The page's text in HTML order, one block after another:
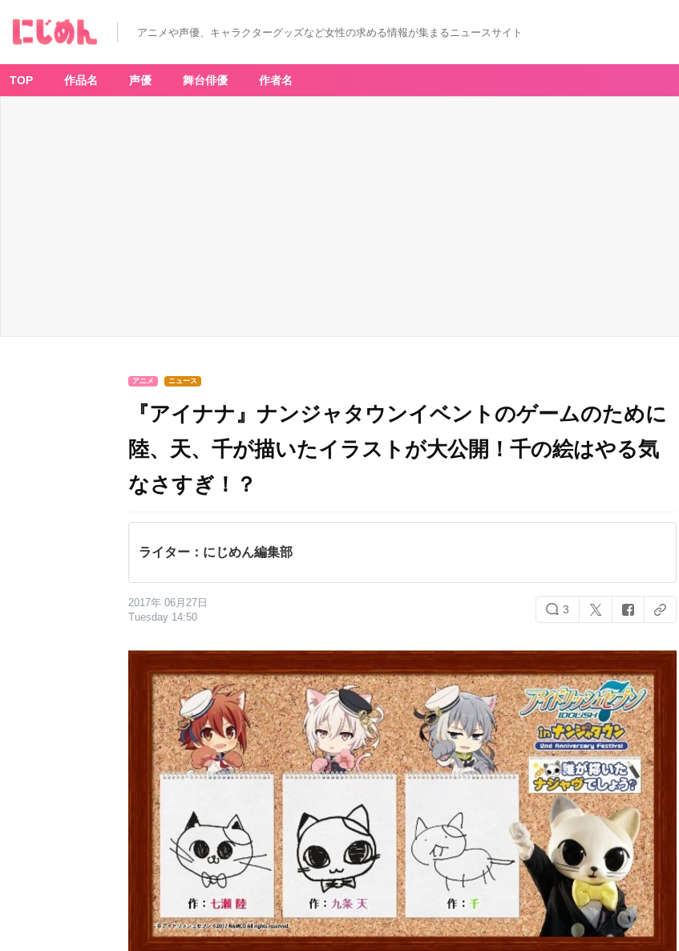
アニメや声優、キャラクターグッズなど女性の求める情報が集まるニュースサイト
TOP 作品名 声優 舞台俳優 作者名
アニメ ニュース
『アイナナ』ナンジャタウンイベントのゲームのために
陸、天、千が描いたイラストが大公開！千の絵はやる気
なさすぎ！？
ライター：にじめん編集部
2017年 06月27日
Tuesday 14:50
3